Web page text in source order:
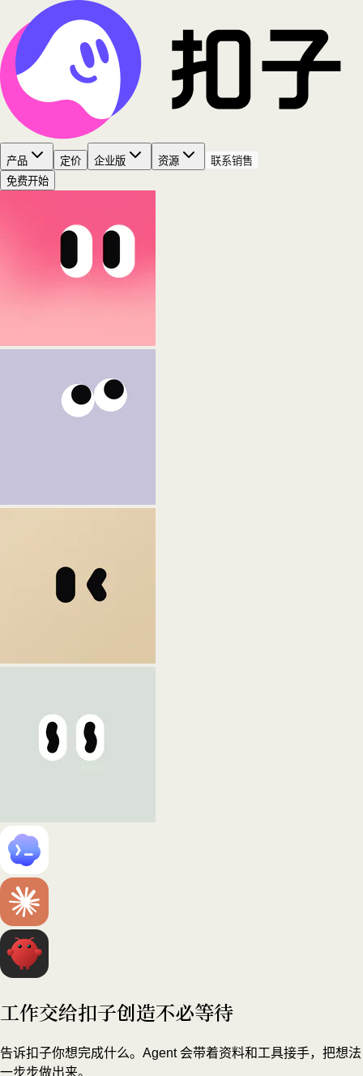
产品 定价 企业版 资源
联系销售
免费开始
工作交给扣子创造不必等待
告诉扣子你想完成什么。Agent 会带着资料和工具接手，把想法
一步步做出来。